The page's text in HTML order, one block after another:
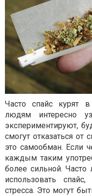
Часто спайс курят
людям интересно
экспериментируют,
смогут отказаться
это самообман. Если
каждым таким
более сильной.
использовать
стресса. Это могут